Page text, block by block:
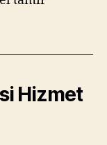
Hizmet